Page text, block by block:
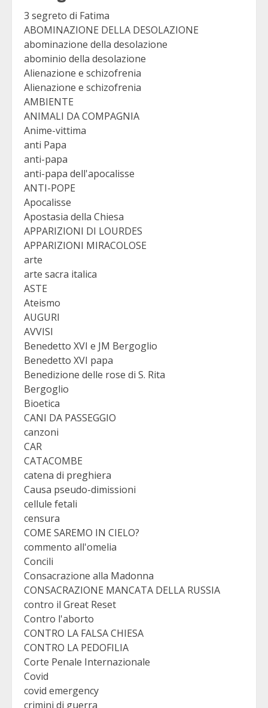
3 segreto di Fatima
ABOMINAZIONE DELLA DESOLAZIONE
abominazione della desolazione
abominio della desolazione
Alienazione e schizofrenia
Alienazione e schizofrenia
AMBIENTE
ANIMALI DA COMPAGNIA
Anime-vittima
anti Papa
anti-papa
anti-papa dell'apocalisse
ANTI-POPE
Apocalisse
Apostasia della Chiesa
APPARIZIONI DI LOURDES
APPARIZIONI MIRACOLOSE
arte
arte sacra italica
ASTE
Ateismo
AUGURI
AVVISI
Benedetto XVI e JM Bergoglio
Benedetto XVI papa
Benedizione delle rose di S. Rita
Bergoglio
Bioetica
CANI DA PASSEGGIO
canzoni
CAR
CATACOMBE
catena di preghiera
Causa pseudo-dimissioni
cellule fetali
censura
COME SAREMO IN CIELO?
commento all'omelia
Concili
Consacrazione alla Madonna
CONSACRAZIONE MANCATA DELLA RUSSIA
contro il Great Reset
Contro l'aborto
CONTRO LA FALSA CHIESA
CONTRO LA PEDOFILIA
Corte Penale Internazionale
Covid
covid emergency
crimini di guerra